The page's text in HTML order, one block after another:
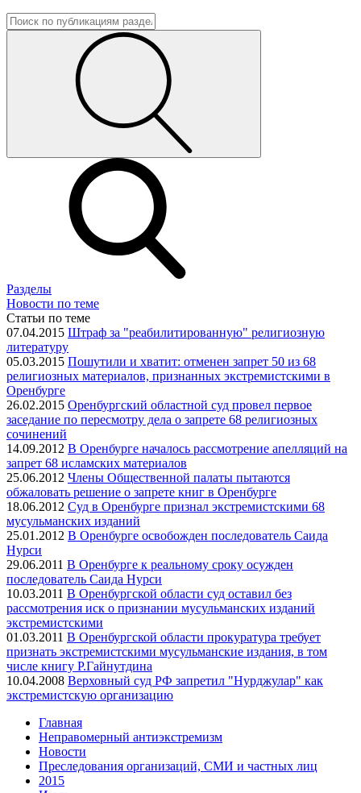
Разделы
Новости по теме
Статьи по теме
07.04.2015 Штраф за "реабилитированную" религиозную
литературу
05.03.2015 Пошутили и хватит: отменен запрет 50 из 68
религиозных материалов, признанных экстремистскими в
Оренбурге
26.02.2015 Оренбургский областной суд провел первое
заседание по пересмотру дела о запрете 68 религиозных
сочинений
14.09.2012 В Оренбурге началось рассмотрение апелляций на
запрет 68 исламских материалов
25.06.2012 Члены Общественной палаты пытаются
обжаловать решение о запрете книг в Оренбурге
18.06.2012 Суд в Оренбурге признал экстремистскими 68
мусульманских изданий
25.01.2012 В Оренбурге освобожден последователь Саида
Нурси
29.06.2011 В Оренбурге к реальному сроку осужден
последователь Саида Нурси
10.03.2011 В Оренбургской области суд оставил без
рассмотрения иск о признании мусульманских изданий
экстремистскими
01.03.2011 В Оренбургской области прокуратура требует
признать экстремистскими мусульманские издания, в том
числе книгу Р.Гайнутдина
10.04.2008 Верховный суд РФ запретил "Нурджулар" как
экстремистскую организацию
Главная
Неправомерный антиэкстремизм
Новости
Преследования организаций, СМИ и частных лиц
2015